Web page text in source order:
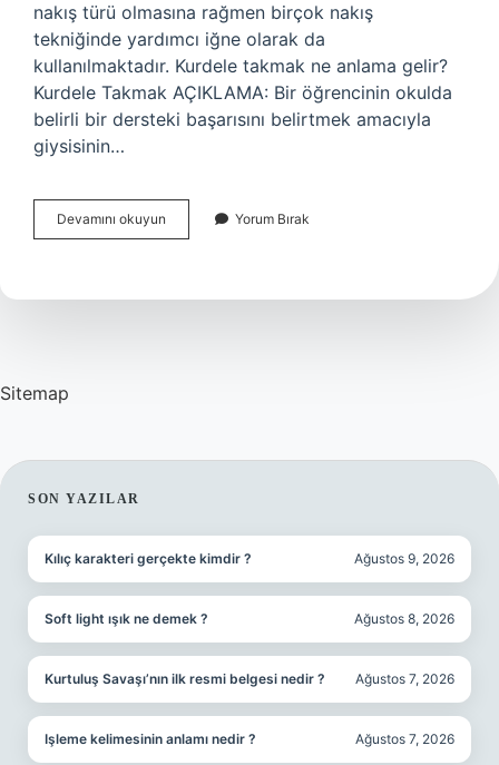
nakış türü olmasına rağmen birçok nakış
tekniğinde yardımcı iğne olarak da
kullanılmaktadır. Kurdele takmak ne anlama gelir?
Kurdele Takmak AÇIKLAMA: Bir öğrencinin okulda
belirli bir dersteki başarısını belirtmek amacıyla
giysisinin…
Devamını okuyun
Ne
Yorum Bırak
Sitemap
SIDEBAR
SON YAZILAR
Kılıç karakteri gerçekte kimdir ? Ağustos 9, 2026
Soft light ışık ne demek ? Ağustos 8, 2026
Kurtuluş Savaşı’nın ilk resmi belgesi nedir ? Ağustos 7, 2026
Işleme kelimesinin anlamı nedir ? Ağustos 7, 2026